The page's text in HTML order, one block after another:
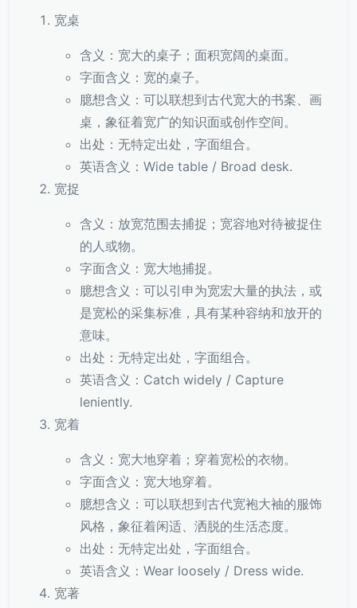
宽桌
含义：宽大的桌子；面积宽阔的桌面。
字面含义：宽的桌子。
臆想含义：可以联想到古代宽大的书案、画
桌，象征着宽广的知识面或创作空间。
出处：无特定出处，字面组合。
英语含义：Wide table / Broad desk.
宽捉
含义：放宽范围去捕捉；宽容地对待被捉住
的人或物。
字面含义：宽大地捕捉。
臆想含义：可以引申为宽宏大量的执法，或
是宽松的采集标准，具有某种容纳和放开的
意味。
出处：无特定出处，字面组合。
英语含义：Catch widely / Capture
leniently.
宽着
含义：宽大地穿着；穿着宽松的衣物。
字面含义：宽大地穿着。
臆想含义：可以联想到古代宽袍大袖的服饰
风格，象征着闲适、洒脱的生活态度。
出处：无特定出处，字面组合。
英语含义：Wear loosely / Dress wide.
宽著